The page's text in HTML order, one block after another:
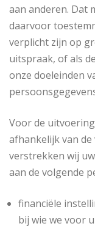
aan anderen. Dat
daarvoor
verplicht zijn op
uitspraak, of als
onze doeleinden
Voor de
afhankelijk van
verstrekken wij
aan de volgende
financiële
bij wie we voor